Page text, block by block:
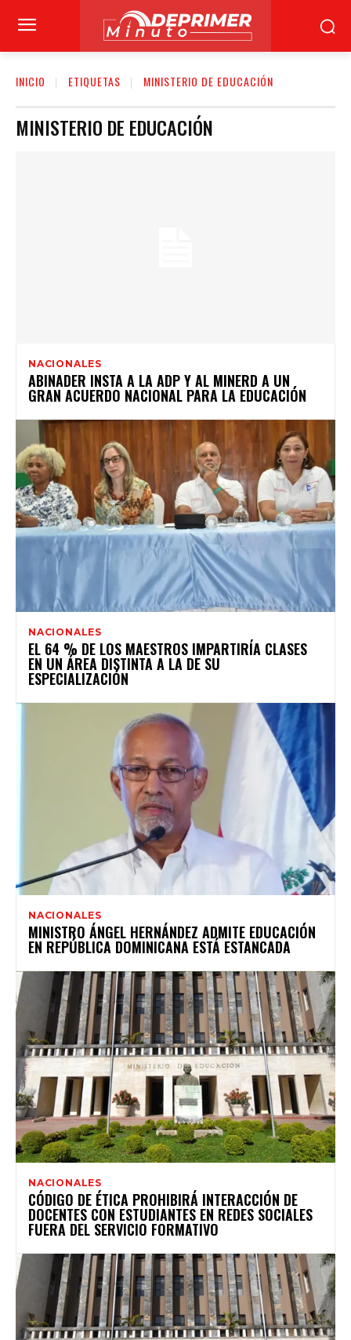
INICIO ETIQUETAS MINISTERIO DE EDUCACIÓN
MINISTERIO DE EDUCACIÓN
NACIONALES
ABINADER INSTA A LA ADP Y AL MINERD A UN
GRAN ACUERDO NACIONAL PARA LA EDUCACIÓN
NACIONALES
EL 64 % DE LOS MAESTROS IMPARTIRÍA CLASES
EN UN ÁREA DISTINTA A LA DE SU
ESPECIALIZACIÓN
NACIONALES
MINISTRO ÁNGEL HERNÁNDEZ ADMITE EDUCACIÓN
EN REPÚBLICA DOMINICANA ESTÁ ESTANCADA
NACIONALES
CÓDIGO DE ÉTICA PROHIBIRÁ INTERACCIÓN DE
DOCENTES CON ESTUDIANTES EN REDES SOCIALES
FUERA DEL SERVICIO FORMATIVO